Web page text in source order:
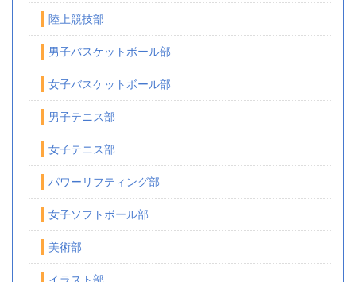
陸上競技部
男子バスケットボール部
女子バスケットボール部
男子テニス部
女子テニス部
パワーリフティング部
女子ソフトボール部
美術部
イラスト部